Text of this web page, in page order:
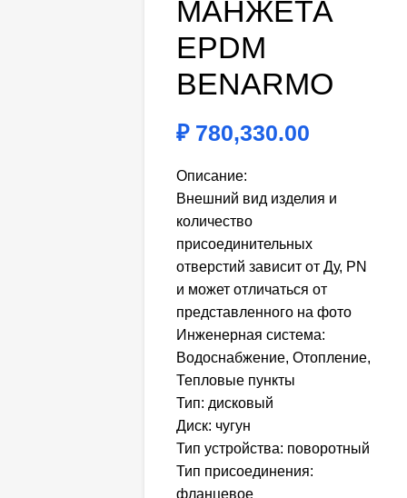
МАНЖЕТА
EPDM
BENARMO
₽780,330.00
Описание:
Внешний вид изделия и
количество
присоединительных
отверстий зависит от Ду, PN
и может отличаться от
представленного на фото
Инженерная система:
Водоснабжение, Отопление,
Тепловые пункты
Тип: дисковый
Диск: чугун
Тип устройства: поворотный
Тип присоединения:
фланцевое